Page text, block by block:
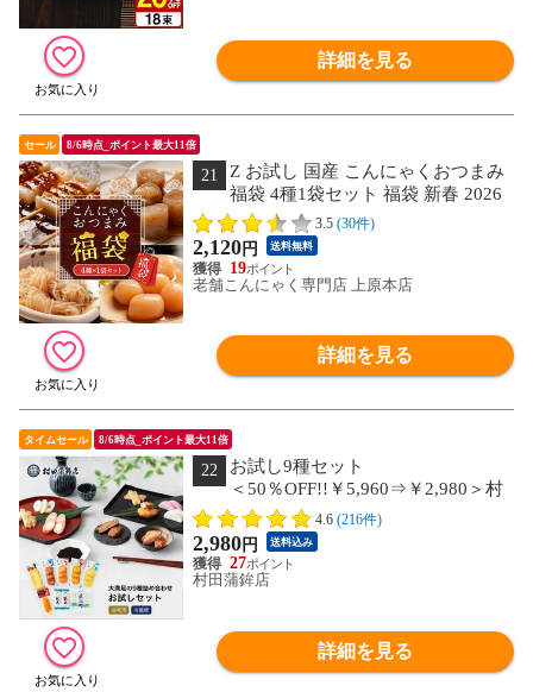
詳細を見る
セール 8/6時点_ポイント最大11倍
21
Z お試し 国産 こんにゃくおつまみ
福袋 4種1袋セット 福袋 新春 2026
おつまみこんにゃく 玉こんにゃく むす
びしらたき みそ田楽 おつまみセット ダ
イエット ダイエット食品 低糖質 送料無
料 食品 家庭用 当店のイチオシ
3.5 (30件)
2,120円 送料無料
19
老舗こんにゃく専門店 上原本店
詳細を見る
タイムセール 8/6時点_ポイント最大11倍
22
お試し9種セット
＜50％OFF!!￥5,960⇒￥2,980＞村
田蒲鉾 【9種 お試しセット】プレゼン
ト かまぼこ 初節句 内祝い お祝い お返
し 蒲鉾 母の日 父の日 お中元 お歳暮 お
つまみ 惣菜 さつま揚げ ギフト
4.6 (216件)
2,980円 送料込み
27
村田蒲鉾店
詳細を見る